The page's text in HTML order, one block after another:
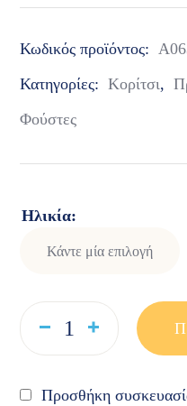
Κωδικός προϊόντος:
Κατηγορίες: Κορίτσι,
Φούστες
Ηλικία
Προσθήκη